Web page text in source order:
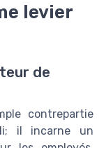
levier
de
contrepartie
il incarne un